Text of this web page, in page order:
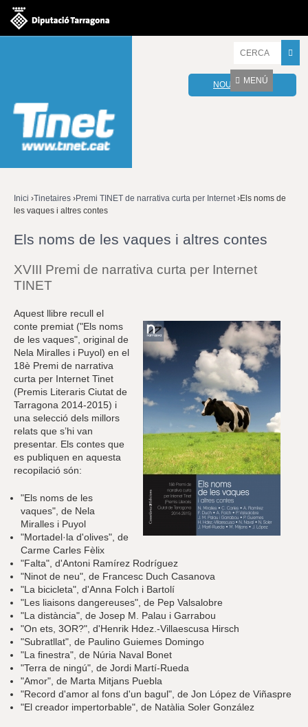
r
o
v
r
s
a
u
l
e
s
c
a
u
NOU WEBMAIL
MENÚ
Esteu
aquí
Inici ›Tinetaires ›Premi TINET de narrativa curta per Internet›Els noms de
les vaques i altres contes
Els noms de les vaques i altres contes
XVIII Premi de narrativa curta per Internet
TINET
Aquest llibre recull el
conte premiat ("Els noms
de les vaques", original de
Nela Miralles i Puyol) en el
18è Premi de narrativa
curta per Internet Tinet
(Premis Literaris Ciutat de
Tarragona 2014-2015) i
una selecció dels millors
relats que s’hi van
presentar. Els contes que
es publiquen en aquesta
recopilació són:
"Els noms de les
vaques", de Nela
Miralles i Puyol
"Mortadel·la d'olives", de
Carme Carles Fèlix
"Falta", d'Antoni Ramírez Rodríguez
"Ninot de neu", de Francesc Duch Casanova
"La bicicleta", d'Anna Folch i Bartolí
"Les liaisons dangereuses", de Pep Valsalobre
"La distància", de Josep M. Palau i Garrabou
"On ets, 3OR?", d'Henrik Hdez.-Villaescusa Hirsch
"Subratllat", de Paulino Guiemes Domingo
"La finestra", de Núria Naval Bonet
"Terra de ningú", de Jordi Martí-Rueda
"Amor", de Marta Mitjans Puebla
"Record d'amor al fons d'un bagul", de Jon López de Viñaspre
"El creador impertorbable", de Natàlia Soler González